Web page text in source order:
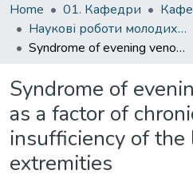
Home 01. Кафедри
Наукові роботи молодих дослідників. Кафедра хірургії № 3
Syndrome of evening venous reflux as a factor of chronic venous insufficiency of the lower extremities
Syndrome of
as a factor of
insufficiency of
extremities